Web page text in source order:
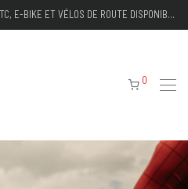
ET VÉLOS DE ROUTE DISPONIBLES IMMÉDIATEMENT
0